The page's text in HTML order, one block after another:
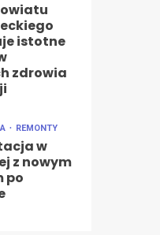
istotne
zdrowia
REMONTY
w
z nowym
po